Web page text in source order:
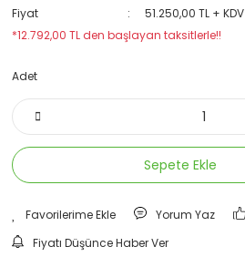
Fiyat
51.250,00 TL + KDV
*12.792,00 TL den başlayan taksitlerle!!
Adet
Sepete Ekle
Yorum Yaz
Fiyatı Düşünce Haber Ver